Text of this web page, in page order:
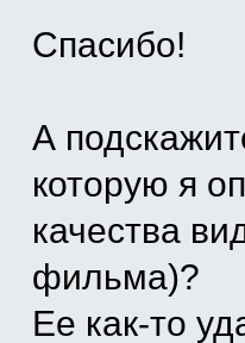
Спасибо!
А
которую я
качества
фильма)?
Ее как-то